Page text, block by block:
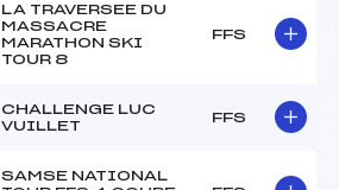
LA TRAVERSEE DU
MASSACRE
MARATHON SKI
TOUR 8
FFS
CHALLENGE LUC
VUILLET
FFS
SAMSE NATIONAL